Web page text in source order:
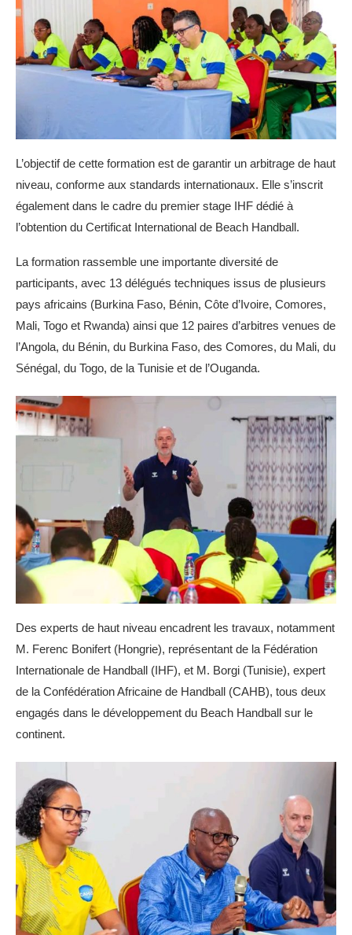
L’objectif de cette formation est de garantir un arbitrage de haut
niveau, conforme aux standards internationaux. Elle s’inscrit
également dans le cadre du premier stage IHF dédié à
l’obtention du Certificat International de Beach Handball.
La formation rassemble une importante diversité de
participants, avec 13 délégués techniques issus de plusieurs
pays africains (Burkina Faso, Bénin, Côte d’Ivoire, Comores,
Mali, Togo et Rwanda) ainsi que 12 paires d’arbitres venues de
l’Angola, du Bénin, du Burkina Faso, des Comores, du Mali, du
Sénégal, du Togo, de la Tunisie et de l’Ouganda.
Des experts de haut niveau encadrent les travaux, notamment
M. Ferenc Bonifert (Hongrie), représentant de la Fédération
Internationale de Handball (IHF), et M. Borgi (Tunisie), expert
de la Confédération Africaine de Handball (CAHB), tous deux
engagés dans le développement du Beach Handball sur le
continent.